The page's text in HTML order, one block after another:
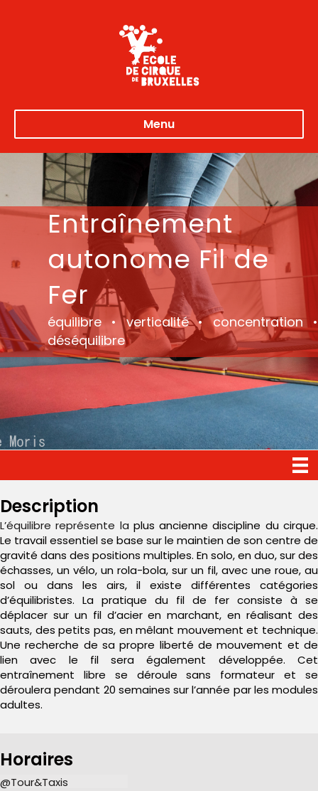
Menu
Entraînement
autonome Fil de
Fer
équilibre • verticalité • concentration •
déséquilibre
Description
L’équilibre représente la plus ancienne discipline du cirque.
Le travail essentiel se base sur le maintien de son centre de
gravité dans des positions multiples. En solo, en duo, sur des
échasses, un vélo, un rola-bola, sur un fil, avec une roue, au
sol ou dans les airs, il existe différentes catégories
d’équilibristes. La pratique du fil de fer consiste à se
déplacer sur un fil d’acier en marchant, en réalisant des
sauts, des petits pas, en mêlant mouvement et technique.
Une recherche de sa propre liberté de mouvement et de
lien avec le fil sera également développée. Cet
entraînement libre se déroule sans formateur et se
déroulera pendant 20 semaines sur l’année par les modules
adultes.
Horaires
@Tour&Taxis